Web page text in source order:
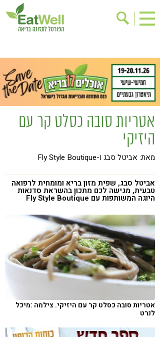
בישול בריא
אינדקס עסקים
ריפוי ומניעת מחלות
בריאות האישה
תוספי תזונה
מתכוני בריאות
אירועים
שינוי תזונתי
גישות בתזונה
ניקוי רעלים
מזונות על
ילדים
תזונה וספורט
הפרעות קשב & ריכוז
אכילה רגשית
רגישות לגלוטן
טעים להכיר
קורונה
טבעונות
אטריות סובה כסלט קר עם
היזיקי
מאת: אביטל סבג ו-Fly Style Boutique
אביטל סבג, שפית מזון בריא ומומחית לרפואה
טבעית, מגישה לכם מתכון בהשראת סדנאות
היוגה המשותפות עם Fly Style Boutique
אטריות סובה כסלט קר עם היזיקי. צילמה :מיכל
לנרט